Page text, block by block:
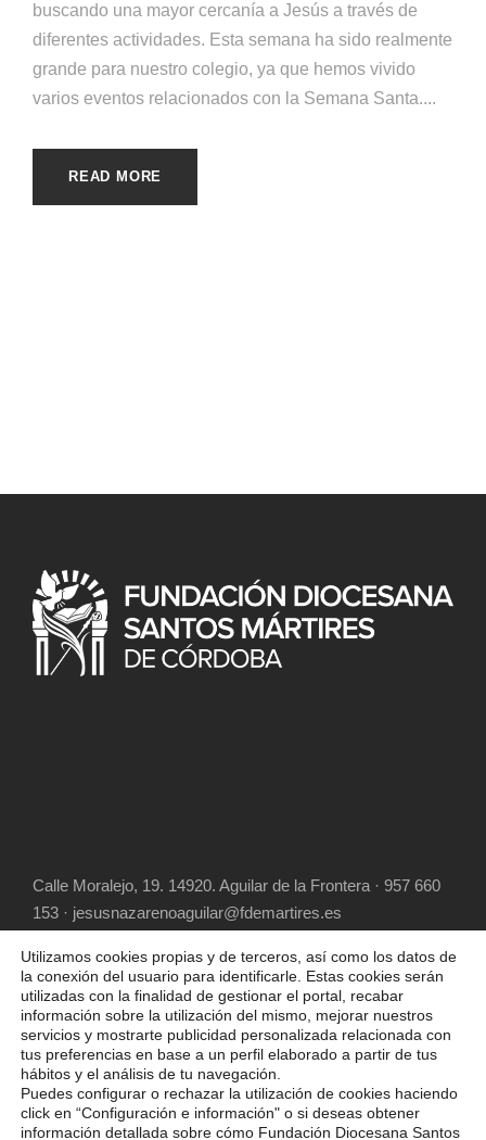
buscando una mayor cercanía a Jesús a través de
diferentes actividades. Esta semana ha sido realmente
grande para nuestro colegio, ya que hemos vivido
varios eventos relacionados con la Semana Santa....
READ MORE
Calle Moralejo, 19. 14920. Aguilar de la Frontera · 957 660
153 · jesusnazarenoaguilar@fdemartires.es
COPYRIGHT 2025 FUNDACIÓN DIOCESANA
SANTOS MÁRTIRES, ALL RIGHT RESERVED
Utilizamos cookies propias y de terceros, así como los datos de
la conexión del usuario para identificarle. Estas cookies serán
utilizadas con la finalidad de gestionar el portal, recabar
información sobre la utilización del mismo, mejorar nuestros
servicios y mostrarte publicidad personalizada relacionada con
tus preferencias en base a un perfil elaborado a partir de tus
hábitos y el análisis de tu navegación.
Puedes configurar o rechazar la utilización de cookies haciendo
click en “Configuración e información" o si deseas obtener
información detallada sobre cómo Fundación Diocesana Santos